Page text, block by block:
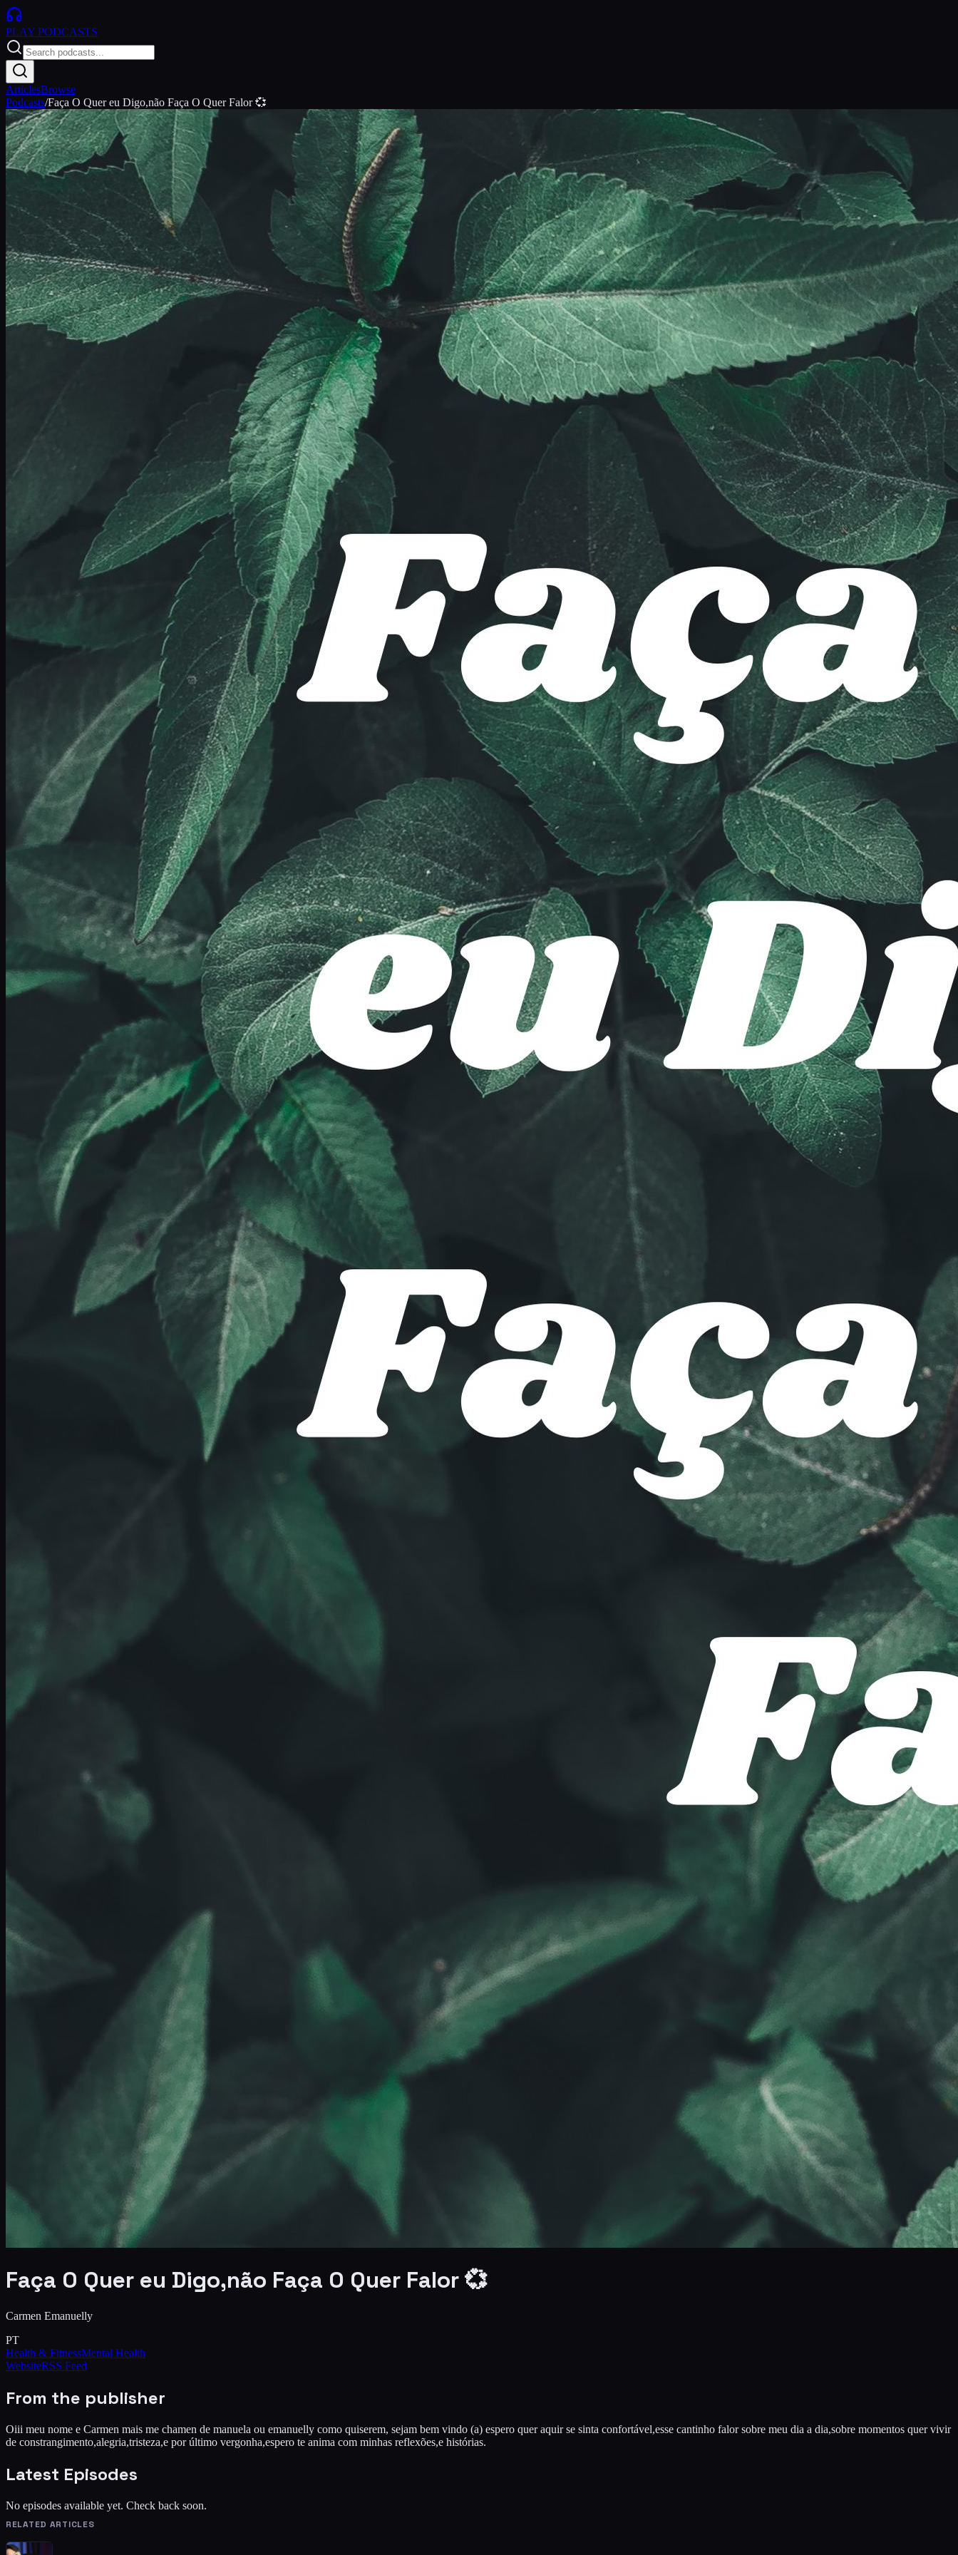
PLAY PODCASTS
ArticlesBrowse
Podcasts/Faça O Quer eu Digo,não Faça O Quer Falor 💞
Faça O Quer eu Digo,não Faça O Quer Falor 💞
Carmen Emanuelly
PT
Health & FitnessMental Health
WebsiteRSS Feed
From the publisher
Oiii meu nome e Carmen mais me chamen de manuela ou emanuelly como quiserem, sejam bem vindo (a) espero quer aquir se sinta confortável,esse cantinho falor sobre meu dia a dia,sobre momentos quer vivir
de constrangimento,alegria,tristeza,e por último vergonha,espero te anima com minhas reflexões,e histórias.
Latest Episodes
No episodes available yet. Check back soon.
RELATED ARTICLES